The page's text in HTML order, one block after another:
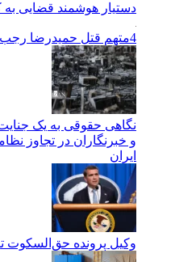
دستیار هوشمند قضایی
4متهم قتل حمیدرضا رجب‌زاده دستگیر شدند
نگاهی حقوقی به یک
و خبرنگاران در تجاوز
ایران
وکیل پرونده حق‌السکوت